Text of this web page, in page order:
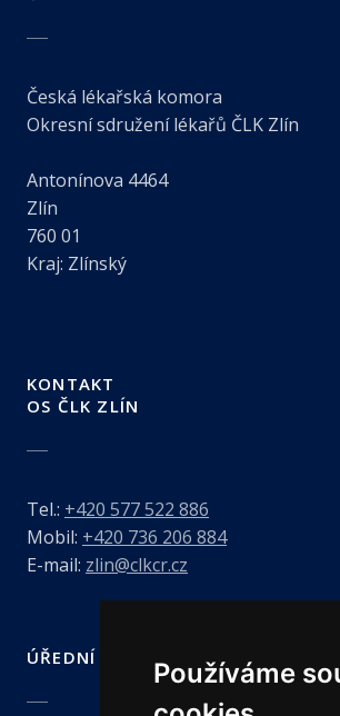
Používáme
Česká lékařská komora
Okresní sdružení lékařů ČLK Zlín
Antonínova 4464
Zlín
760 01
Kraj: Zlínský
KONTAKT
OS ČLK ZLÍN
Tel.: +420 577 522 886
Mobil: +420 736 206 884
E-mail: zlin@clkcr.cz
ÚŘEDNÍ HODINY